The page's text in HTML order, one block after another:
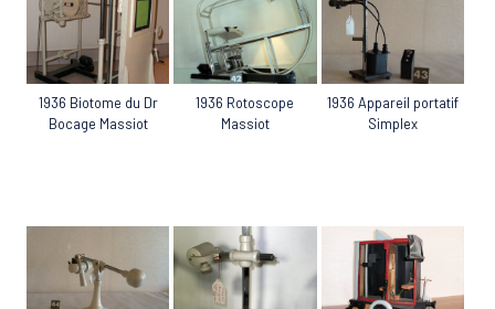
1936 Biotome du Dr
Bocage Massiot
1936 Rotoscope
Massiot
1936 Appareil portatif
Simplex